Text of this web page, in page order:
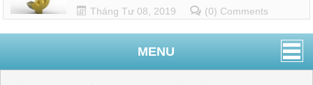
Tháng Tư 08, 2019 (0) Comments
MENU